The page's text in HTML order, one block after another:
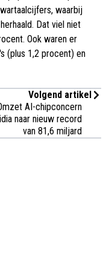
waarbij
Dat viel niet
Ook waren er
(plus 1,2 procent) en
Volgend artikel
AI-chipconcern
naar nieuw record
van 81,6 miljard